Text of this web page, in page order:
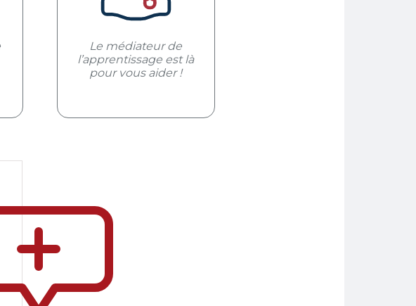
Le médiateur de
l’apprentissage est là
pour vous aider !